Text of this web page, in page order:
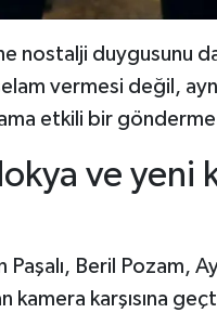
nostalji duygusunu
vermesi değil,
etkili bir gönderme
ve yeni
Beril Pozam,
kamera karşısına